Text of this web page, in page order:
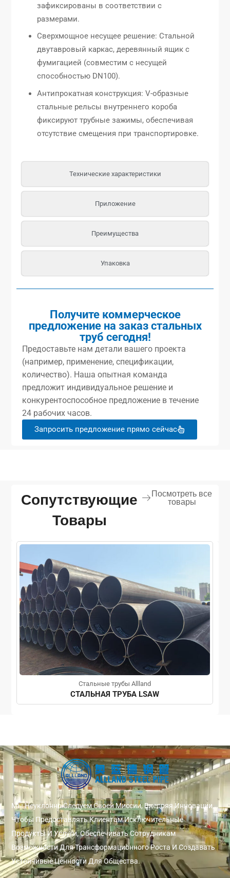
Технические характеристики
Приложение
Преимущества
Упаковка
зафиксированы в соответствии с
размерами.
Сверхмощное несущее решение: Стальной
двутавровый каркас, деревянный ящик с
фумигацией (совместим с несущей
способностью DN100).
Антипрокатная конструкция: V-образные
стальные рельсы внутреннего короба
фиксируют трубные зажимы, обеспечивая
отсутствие смещения при транспортировке.
Получите коммерческое
предложение на заказ стальных
труб сегодня!
Предоставьте нам детали вашего проекта
(например, применение, спецификации,
количество). Наша опытная команда
предложит индивидуальное решение и
конкурентоспособное предложение в течение
24 рабочих часов.
Запросить предложение прямо сейчас
Сопутствующие
Товары
Посмотреть все
товары
Стальные трубы Allland
СТАЛЬНАЯ ТРУБА LSAW
Мы Неуклонно Следуем Своей Миссии, Внедряя Инновации,
Чтобы Предоставлять Клиентам Исключительные
Продукты И Услуги, Обеспечивать Сотрудникам
Возможности Для Трансформационного Роста И Создавать
Устойчивые Ценности Для Общества.